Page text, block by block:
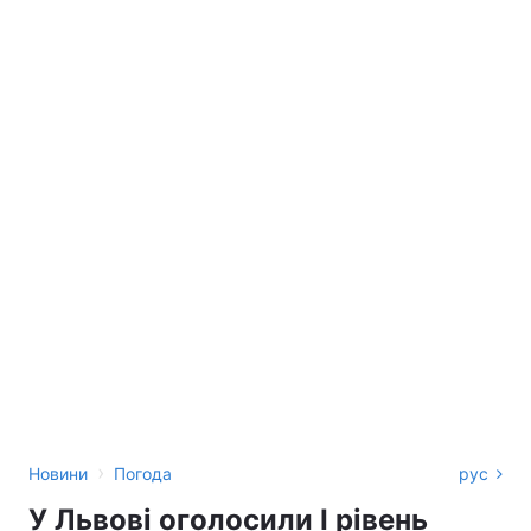
Новини › Погода рус
У Львові оголосили І рівень